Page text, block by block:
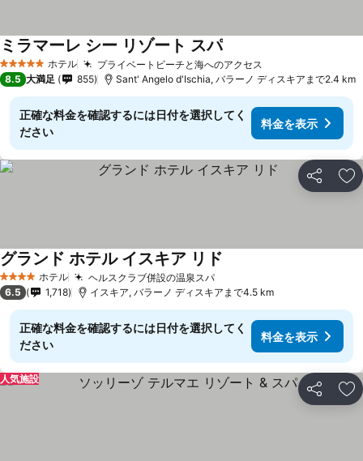
5 ホテルのランク
ホテル プライベートビーチと海へのアクセス
ミラマーレ シー リゾート スパ
8.5 大満足 855 Sant' Angelo d'Ischia, バラーノ ディスキアまで2.4 km
正確な料金を確認するには日付を選択してく
ださい
料金を表示
シェア お
4 ホテルのランク
ホテル ヘルスクラブ併設の温泉スパ
グランド ホテル イスキア リド
6.5 1,718 イスキア, バラーノ ディスキアまで4.5 km
正確な料金を確認するには日付を選択してく
ださい
料金を表示
シェア お
人気施設